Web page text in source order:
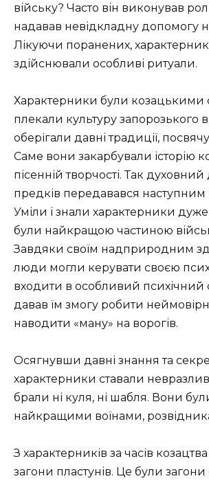
війську? Часто він вико­нував
надавав невідкладну допомогу
Лікуючи поранених,
здійснювали особливі ритуали.
Характерники були
плекали культуру запорозького
оберігали давні традиції,
Саме вони закарбували історію
пісенній творчості. Так духовний
предків передавався наступним
Уміли і знали характерники
були найкращою частиною
Завдяки своїм надприродним
люди могли керувати своєю
входити в особливий психічний
давав їм змогу робити
наводити «ману» на ворогів.
Осягнувши давні знання та
характерники ставали
брали ні куля, ні шабля. Вони
найкращими воїнами,
З характерників за часів
загони пластунів. Це були загони